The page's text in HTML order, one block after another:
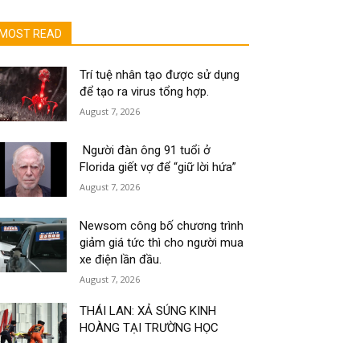
MOST READ
Trí tuệ nhân tạo được sử dụng
để tạo ra virus tổng hợp.
August 7, 2026
Người đàn ông 91 tuổi ở
Florida giết vợ để “giữ lời hứa”
August 7, 2026
Newsom công bố chương trình
giảm giá tức thì cho người mua
xe điện lần đầu.
August 7, 2026
THÁI LAN: XẢ SÚNG KINH
HOÀNG TẠI TRƯỜNG HỌC